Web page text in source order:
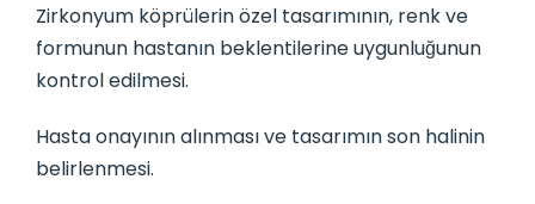
Zirkonyum köprülerin özel tasarımının, renk ve
formunun hastanın beklentilerine uygunluğunun
kontrol edilmesi.
Hasta onayının alınması ve tasarımın son halinin
belirlenmesi.